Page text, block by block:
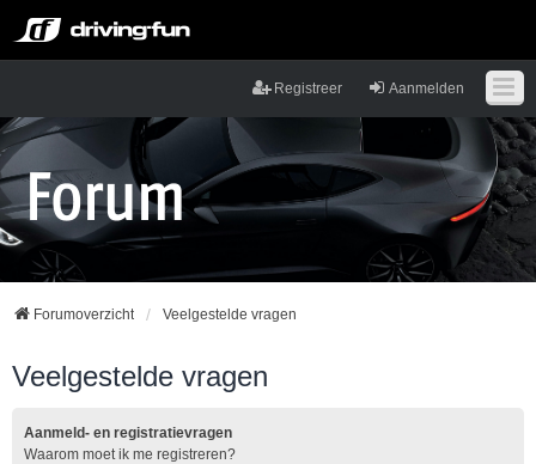
Aanmelden
Registreer
Forumoverzicht Veelgestelde vragen
Veelgestelde vragen
Aanmeld- en registratievragen
Waarom moet ik me registreren?